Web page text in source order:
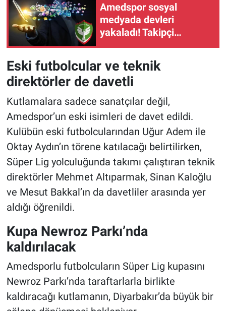
Amedspor sosyal
medyada devleri
yakaladı! Takipçi
artışında Türkiye'nin
zirvesine oynuyor
Eski futbolcular ve teknik
direktörler de davetli
Kutlamalara sadece sanatçılar değil,
Amedspor’un eski isimleri de davet edildi.
Kulübün eski futbolcularından Uğur Adem ile
Oktay Aydın’ın törene katılacağı belirtilirken,
Süper Lig yolculuğunda takımı çalıştıran teknik
direktörler Mehmet Altıparmak, Sinan Kaloğlu
ve Mesut Bakkal’ın da davetliler arasında yer
aldığı öğrenildi.
Kupa Newroz Parkı’nda
kaldırılacak
Amedsporlu futbolcuların Süper Lig kupasını
Newroz Parkı’nda taraftarlarla birlikte
kaldıracağı kutlamanın, Diyarbakır’da büyük bir